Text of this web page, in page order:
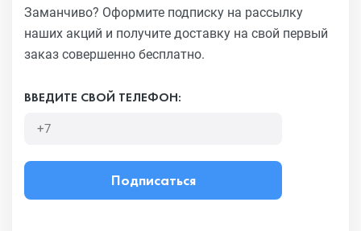
Заманчиво? Оформите подписку на рассылку
наших акций и получите доставку на свой первый
заказ совершенно бесплатно.
ВВЕДИТЕ СВОЙ ТЕЛЕФОН:
Подписаться